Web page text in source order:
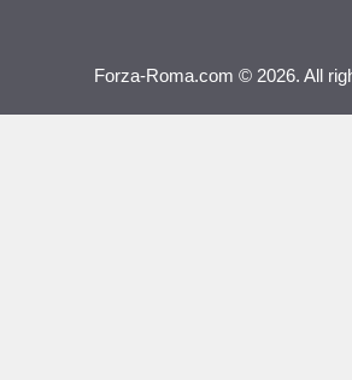
Forza-Roma.com © 2026. All